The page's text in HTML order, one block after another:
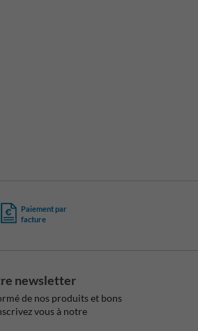
Paiement par
facture
newsletter
de nos produits et bons
vous à notre